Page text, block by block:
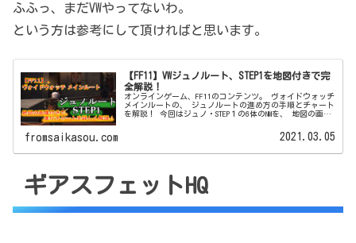
ふふっ、まだVWやってないわ。
という方は参考にして頂ければと思います。
【FF11】VWジュノルート、STEP1を地図付きで完
全解説！
オンラインゲーム、FF11のコンテンツ。 ヴォイドウォッチ
メインルートの、 ジュノルートの進め方の手順とチャート
を解説！ 今回はジュノ・STEP１の6体のNMを、 地図の画像
fromsaikasou.com 2021.03.05
ギアスフェットHQ